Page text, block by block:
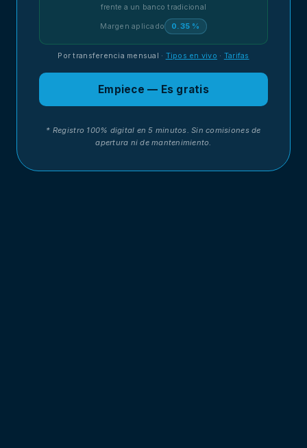
frente a un banco tradicional
Margen aplicado 0.35 %
Por transferencia mensual · Tipos en vivo · Tarifas
Empiece — Es gratis
* Registro 100% digital en 5 minutos. Sin comisiones de
apertura ni de mantenimiento.